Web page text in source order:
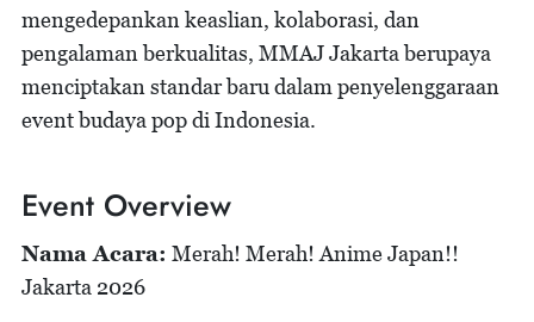
mengedepankan keaslian, kolaborasi, dan
pengalaman berkualitas, MMAJ Jakarta berupaya
menciptakan standar baru dalam penyelenggaraan
event budaya pop di Indonesia.
Event Overview
Nama Acara: Merah! Merah! Anime Japan!!
Jakarta 2026